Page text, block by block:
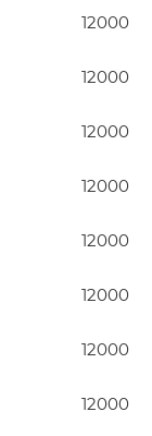
12000
12000
12000
12000
12000
12000
12000
12000